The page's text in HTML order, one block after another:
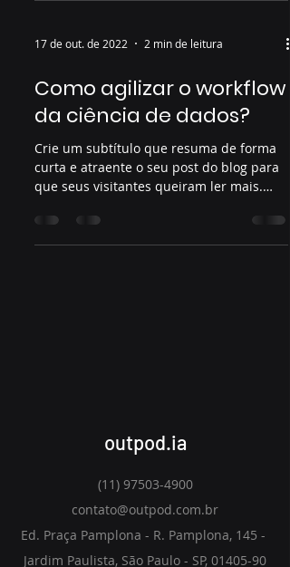
17 de out. de 2022 2 min de leitura
Como agilizar o workflow
da ciência de dados?
Crie um subtítulo que resuma de forma
curta e atraente o seu post do blog para
que seus visitantes queiram ler mais.
outpod.ia
(11) 97503-4900
contato@outpod.com.br
Ed. Praça Pamplona - R. Pamplona, 145 -
Jardim Paulista, São Paulo - SP, 01405-90